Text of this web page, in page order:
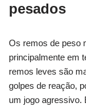
pesados
Os remos de peso
principalmente em
remos leves são
golpes de reação,
um jogo agressivo.